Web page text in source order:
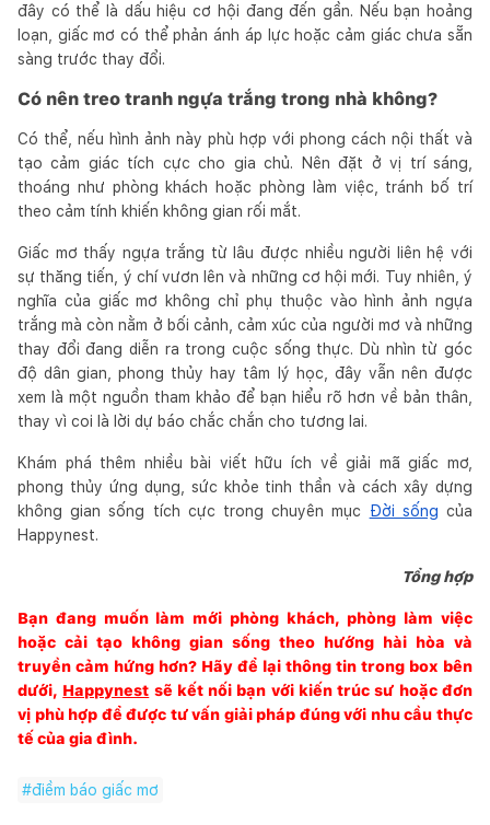
đây có thể là dấu hiệu cơ hội đang đến gần. Nếu bạn hoảng
loạn, giấc mơ có thể phản ánh áp lực hoặc cảm giác chưa sẵn
sàng trước thay đổi.
Có nên treo tranh ngựa trắng trong nhà không?
Có thể, nếu hình ảnh này phù hợp với phong cách nội thất và
tạo cảm giác tích cực cho gia chủ. Nên đặt ở vị trí sáng,
thoáng như phòng khách hoặc phòng làm việc, tránh bố trí
theo cảm tính khiến không gian rối mắt.
Giấc mơ thấy ngựa trắng từ lâu được nhiều người liên hệ với
sự thăng tiến, ý chí vươn lên và những cơ hội mới. Tuy nhiên, ý
nghĩa của giấc mơ không chỉ phụ thuộc vào hình ảnh ngựa
trắng mà còn nằm ở bối cảnh, cảm xúc của người mơ và những
thay đổi đang diễn ra trong cuộc sống thực. Dù nhìn từ góc
độ dân gian, phong thủy hay tâm lý học, đây vẫn nên được
xem là một nguồn tham khảo để bạn hiểu rõ hơn về bản thân,
thay vì coi là lời dự báo chắc chắn cho tương lai.
Khám phá thêm nhiều bài viết hữu ích về giải mã giấc mơ,
phong thủy ứng dụng, sức khỏe tinh thần và cách xây dựng
không gian sống tích cực trong chuyên mục Đời sống của
Happynest.
Tổng hợp
Bạn đang muốn làm mới phòng khách, phòng làm việc
hoặc cải tạo không gian sống theo hướng hài hòa và
truyền cảm hứng hơn? Hãy để lại thông tin trong box bên
dưới, Happynest sẽ kết nối bạn với kiến trúc sư hoặc đơn
vị phù hợp để được tư vấn giải pháp đúng với nhu cầu thực
tế của gia đình.
#điềm báo giấc mơ